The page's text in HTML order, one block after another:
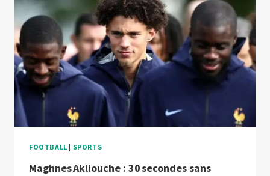
FOOTBALL | SPORTS
Maghnes Akliouche : 30 secondes sans